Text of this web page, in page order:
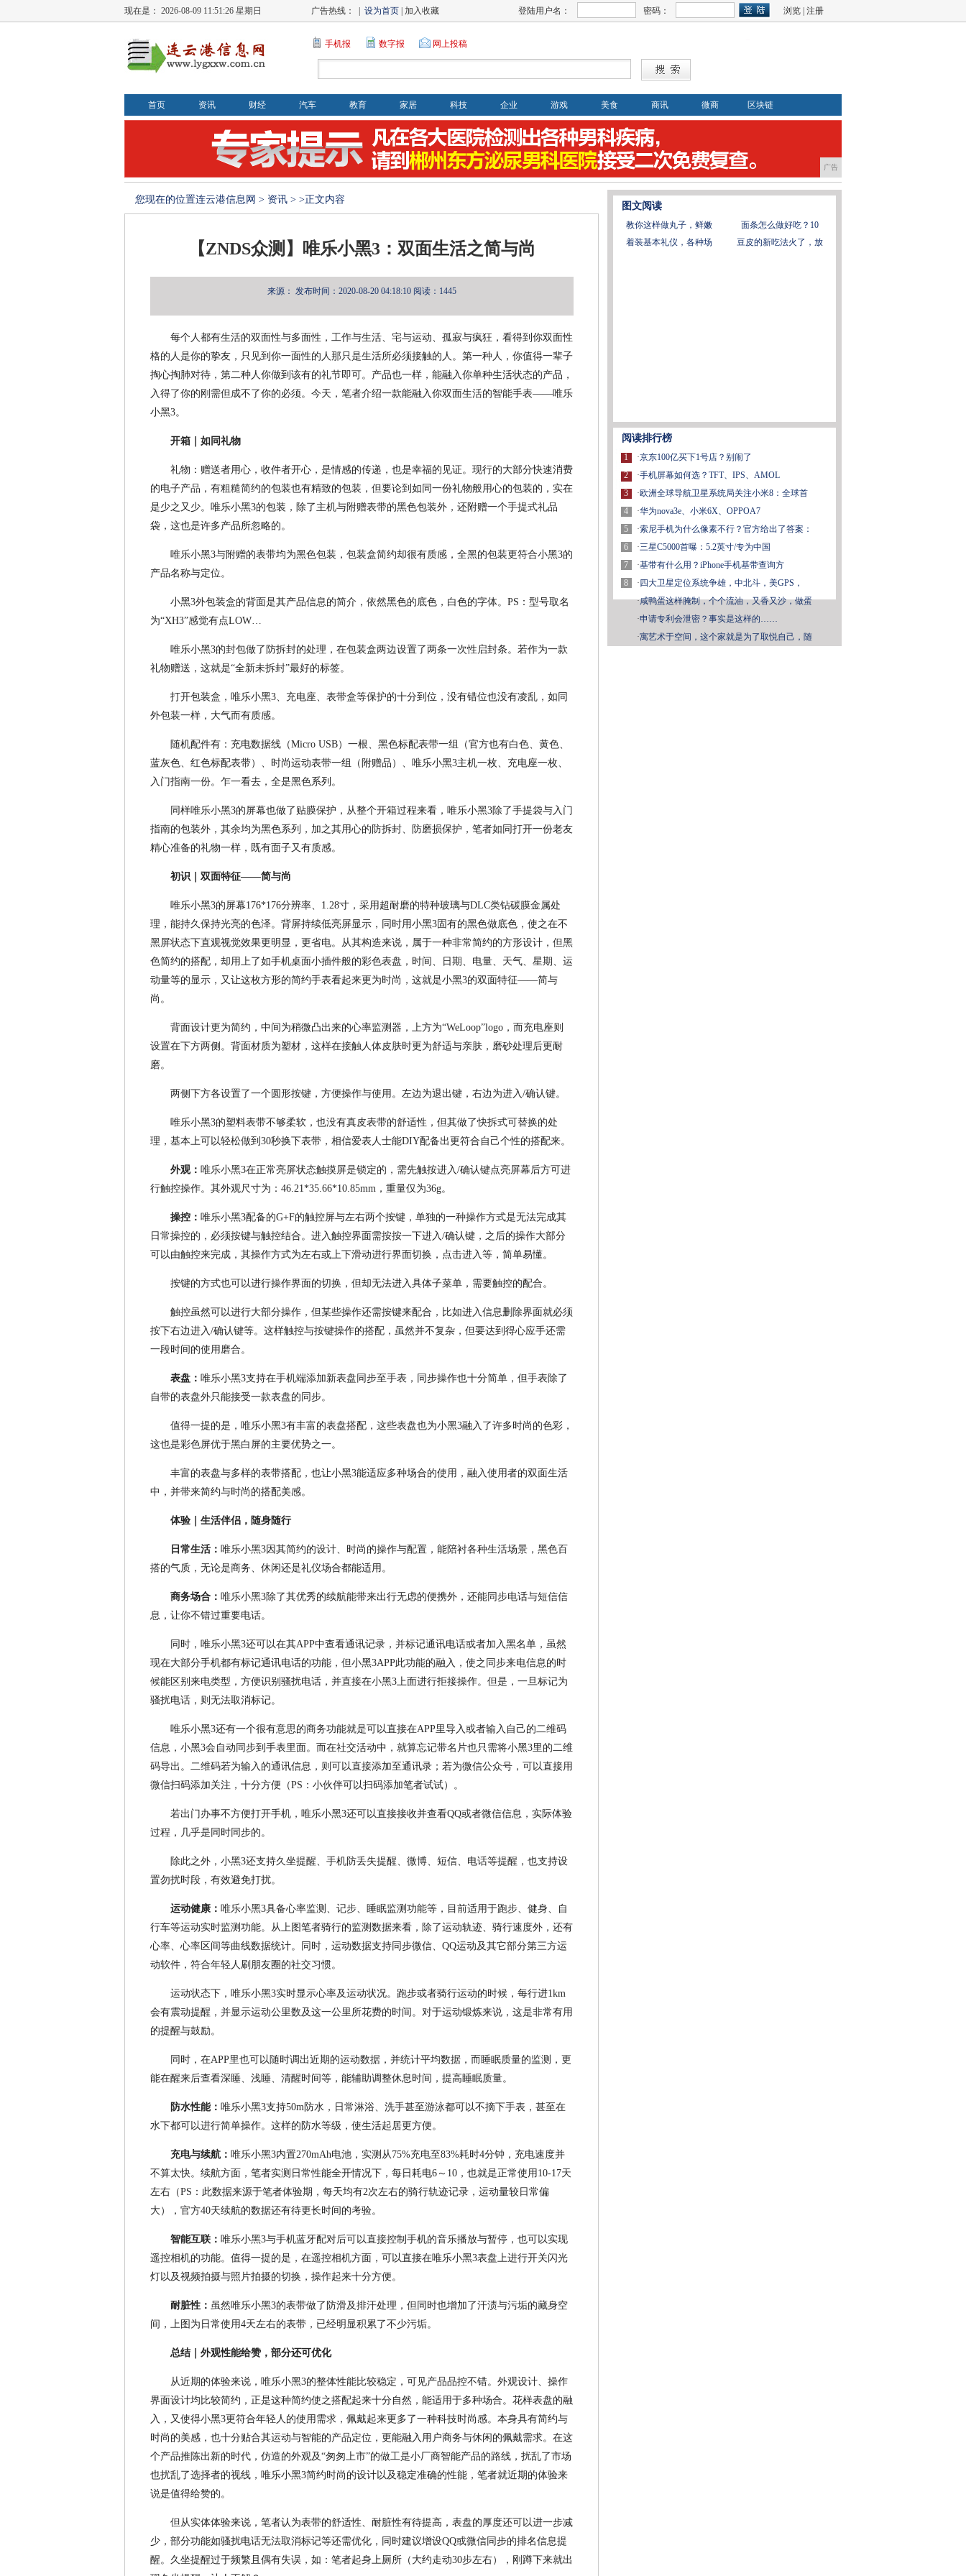
现在是： 2026-08-09 11:51:27 星期日 广告热线： | 设为首页 | 加入收藏 登陆用户名： 密码： 浏览 注册
手机报 数字报 网上投稿
首页 资讯 财经 汽车 教育 家居 科技 企业 游戏 美食 商讯 微商 区块链
广告
您现在的位置连云港信息网 > 资讯 > >正文内容
【ZNDS众测】唯乐小黑3：双面生活之简与尚
来源： 发布时间：2020-08-20 04:18:10 阅读：1445
每个人都有生活的双面性与多面性，工作与生活、宅与运动、孤寂与疯狂，看得到你双面性
格的人是你的挚友，只见到你一面性的人那只是生活所必须接触的人。第一种人，你值得一辈子
掏心掏肺对待，第二种人你做到该有的礼节即可。产品也一样，能融入你单种生活状态的产品，
入得了你的刚需但成不了你的必须。今天，笔者介绍一款能融入你双面生活的智能手表——唯乐
小黑3。
开箱｜如同礼物
礼物：赠送者用心，收件者开心，是情感的传递，也是幸福的见证。现行的大部分快速消费
的电子产品，有粗糙简约的包装也有精致的包装，但要论到如同一份礼物般用心的包装的，实在
是少之又少。唯乐小黑3的包装，除了主机与附赠表带的黑色包装外，还附赠一个手提式礼品
袋，这也是许多产品所忽略的。
唯乐小黑3与附赠的表带均为黑色包装，包装盒简约却很有质感，全黑的包装更符合小黑3的
产品名称与定位。
小黑3外包装盒的背面是其产品信息的简介，依然黑色的底色，白色的字体。PS：型号取名
为“XH3”感觉有点LOW…
唯乐小黑3的封包做了防拆封的处理，在包装盒两边设置了两条一次性启封条。若作为一款
礼物赠送，这就是“全新未拆封”最好的标签。
打开包装盒，唯乐小黑3、充电座、表带盒等保护的十分到位，没有错位也没有凌乱，如同
外包装一样，大气而有质感。
随机配件有：充电数据线（Micro USB）一根、黑色标配表带一组（官方也有白色、黄色、
蓝灰色、红色标配表带）、时尚运动表带一组（附赠品）、唯乐小黑3主机一枚、充电座一枚、
入门指南一份。乍一看去，全是黑色系列。
同样唯乐小黑3的屏幕也做了贴膜保护，从整个开箱过程来看，唯乐小黑3除了手提袋与入门
指南的包装外，其余均为黑色系列，加之其用心的防拆封、防磨损保护，笔者如同打开一份老友
精心准备的礼物一样，既有面子又有质感。
初识｜双面特征——简与尚
唯乐小黑3的屏幕176*176分辨率、1.28寸，采用超耐磨的特种玻璃与DLC类钻碳膜金属处
理，能持久保持光亮的色泽。背屏持续低亮屏显示，同时用小黑3固有的黑色做底色，使之在不
黑屏状态下直观视觉效果更明显，更省电。从其构造来说，属于一种非常简约的方形设计，但黑
色简约的搭配，却用上了如手机桌面小插件般的彩色表盘，时间、日期、电量、天气、星期、运
动量等的显示，又让这枚方形的简约手表看起来更为时尚，这就是小黑3的双面特征——简与
尚。
背面设计更为简约，中间为稍微凸出来的心率监测器，上方为“WeLoop”logo，而充电座则
设置在下方两侧。背面材质为塑材，这样在接触人体皮肤时更为舒适与亲肤，磨砂处理后更耐
磨。
两侧下方各设置了一个圆形按键，方便操作与使用。左边为退出键，右边为进入/确认键。
唯乐小黑3的塑料表带不够柔软，也没有真皮表带的舒适性，但其做了快拆式可替换的处
理，基本上可以轻松做到30秒换下表带，相信爱表人士能DIY配备出更符合自己个性的搭配来。
外观： 唯乐小黑3在正常亮屏状态触摸屏是锁定的，需先触按进入/确认键点亮屏幕后方可进
行触控操作。其外观尺寸为：46.21*35.66*10.85mm，重量仅为36g。
操控： 唯乐小黑3配备的G+F的触控屏与左右两个按键，单独的一种操作方式是无法完成其
日常操控的，必须按键与触控结合。进入触控界面需按按一下进入/确认键，之后的操作大部分
可以由触控来完成，其操作方式为左右或上下滑动进行界面切换，点击进入等，简单易懂。
按键的方式也可以进行操作界面的切换，但却无法进入具体子菜单，需要触控的配合。
触控虽然可以进行大部分操作，但某些操作还需按键来配合，比如进入信息删除界面就必须
按下右边进入/确认键等。这样触控与按键操作的搭配，虽然并不复杂，但要达到得心应手还需
一段时间的使用磨合。
表盘： 唯乐小黑3支持在手机端添加新表盘同步至手表，同步操作也十分简单，但手表除了
自带的表盘外只能接受一款表盘的同步。
值得一提的是，唯乐小黑3有丰富的表盘搭配，这些表盘也为小黑3融入了许多时尚的色彩，
这也是彩色屏优于黑白屏的主要优势之一。
丰富的表盘与多样的表带搭配，也让小黑3能适应多种场合的使用，融入使用者的双面生活
中，并带来简约与时尚的搭配美感。
体验｜生活伴侣，随身随行
日常生活： 唯乐小黑3因其简约的设计、时尚的操作与配置，能陪衬各种生活场景，黑色百
搭的气质，无论是商务、休闲还是礼仪场合都能适用。
商务场合： 唯乐小黑3除了其优秀的续航能带来出行无虑的便携外，还能同步电话与短信信
息，让你不错过重要电话。
同时，唯乐小黑3还可以在其APP中查看通讯记录，并标记通讯电话或者加入黑名单，虽然
现在大部分手机都有标记通讯电话的功能，但小黑3APP此功能的融入，使之同步来电信息的时
候能区别来电类型，方便识别骚扰电话，并直接在小黑3上面进行拒接操作。但是，一旦标记为
骚扰电话，则无法取消标记。
唯乐小黑3还有一个很有意思的商务功能就是可以直接在APP里导入或者输入自己的二维码
信息，小黑3会自动同步到手表里面。而在社交活动中，就算忘记带名片也只需将小黑3里的二维
码导出。二维码若为输入的通讯信息，则可以直接添加至通讯录；若为微信公众号，可以直接用
微信扫码添加关注，十分方便（PS：小伙伴可以扫码添加笔者试试）。
若出门办事不方便打开手机，唯乐小黑3还可以直接接收并查看QQ或者微信信息，实际体验
过程，几乎是同时同步的。
除此之外，小黑3还支持久坐提醒、手机防丢失提醒、微博、短信、电话等提醒，也支持设
置勿扰时段，有效避免打扰。
运动健康： 唯乐小黑3具备心率监测、记步、睡眠监测功能等，目前适用于跑步、健身、自
行车等运动实时监测功能。从上图笔者骑行的监测数据来看，除了运动轨迹、骑行速度外，还有
心率、心率区间等曲线数据统计。同时，运动数据支持同步微信、QQ运动及其它部分第三方运
动软件，符合年轻人刷朋友圈的社交习惯。
运动状态下，唯乐小黑3实时显示心率及运动状况。跑步或者骑行运动的时候，每行进1km
会有震动提醒，并显示运动公里数及这一公里所花费的时间。对于运动锻炼来说，这是非常有用
的提醒与鼓励。
同时，在APP里也可以随时调出近期的运动数据，并统计平均数据，而睡眠质量的监测，更
能在醒来后查看深睡、浅睡、清醒时间等，能辅助调整休息时间，提高睡眠质量。
防水性能： 唯乐小黑3支持50m防水，日常淋浴、洗手甚至游泳都可以不摘下手表，甚至在
水下都可以进行简单操作。这样的防水等级，使生活起居更方便。
充电与续航： 唯乐小黑3内置270mAh电池，实测从75%充电至83%耗时4分钟，充电速度并
不算太快。续航方面，笔者实测日常性能全开情况下，每日耗电6～10，也就是正常使用10-17天
左右（PS：此数据来源于笔者体验期，每天均有2次左右的骑行轨迹记录，运动量较日常偏
大），官方40天续航的数据还有待更长时间的考验。
智能互联： 唯乐小黑3与手机蓝牙配对后可以直接控制手机的音乐播放与暂停，也可以实现
遥控相机的功能。值得一提的是，在遥控相机方面，可以直接在唯乐小黑3表盘上进行开关闪光
灯以及视频拍摄与照片拍摄的切换，操作起来十分方便。
耐脏性： 虽然唯乐小黑3的表带做了防滑及排汗处理，但同时也增加了汗渍与污垢的藏身空
间，上图为日常使用4天左右的表带，已经明显积累了不少污垢。
总结｜外观性能给赞，部分还可优化
从近期的体验来说，唯乐小黑3的整体性能比较稳定，可见产品品控不错。外观设计、操作
界面设计均比较简约，正是这种简约使之搭配起来十分自然，能适用于多种场合。花样表盘的融
入，又使得小黑3更符合年轻人的使用需求，佩戴起来更多了一种科技时尚感。本身具有简约与
时尚的美感，也十分贴合其运动与智能的产品定位，更能融入用户商务与休闲的佩戴需求。在这
个产品推陈出新的时代，仿造的外观及“匆匆上市”的做工是小厂商智能产品的路线，扰乱了市场
也扰乱了选择者的视线，唯乐小黑3简约时尚的设计以及稳定准确的性能，笔者就近期的体验来
说是值得给赞的。
但从实体体验来说，笔者认为表带的舒适性、耐脏性有待提高，表盘的厚度还可以进一步减
少，部分功能如骚扰电话无法取消标记等还需优化，同时建议增设QQ或微信同步的排名信息提
醒。久坐提醒过于频繁且偶有失误，如：笔者起身上厕所（大约走动30步左右），刚蹲下来就出
图文阅读
教你这样做丸子，鲜嫩
面条怎么做好吃？10
着装基本礼仪，各种场
豆皮的新吃法火了，放
阅读排行榜
1
2
3
4
5
6
7
8
·京东100亿买下1号店？别闹了
·手机屏幕如何选？TFT、IPS、AMOL
·欧洲全球导航卫星系统局关注小米8：全球首
·华为nova3e、小米6X、OPPOA7
·索尼手机为什么像素不行？官方给出了答案：
·三星C5000首曝：5.2英寸/专为中国
·基带有什么用？iPhone手机基带查询方
· 四大卫星定位系统争雄，中北斗，美GPS，
·咸鸭蛋这样腌制，个个流油，又香又沙，做蛋
·申请专利会泄密？事实是这样的……
·寓艺术于空间，这个家就是为了取悦自己，随